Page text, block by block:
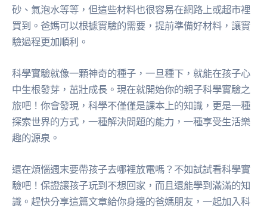
砂、氣泡水等等，但這些材料也很容易在網路上或超市裡
買到。爸媽可以根據實驗的需要，提前準備好材料，讓實
驗過程更加順利。
科學實驗就像一顆神奇的種子，一旦種下，就能在孩子心
中生根發芽，茁壯成長。現在就開始你的親子科學實驗之
旅吧！你會發現，科學不僅僅是課本上的知識，更是一種
探索世界的方式，一種解決問題的能力，一種享受生活樂
趣的源泉。
還在煩惱週末要帶孩子去哪裡放電嗎？不如試試看科學實
驗吧！保證讓孩子玩到不想回家，而且還能學到滿滿的知
識。趕快分享這篇文章給你身邊的爸媽朋友，一起加入科